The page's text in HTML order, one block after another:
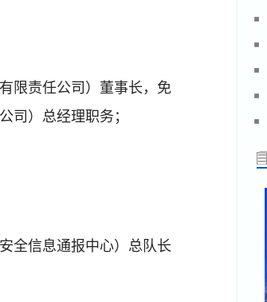
限责任公司）董事长，免
司）总经理职务；
全信息通报中心）总队长